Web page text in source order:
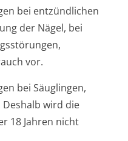
bei entzündlichen
der Nägel, bei
vor.
bei Säuglingen,
wird die
18 Jahren nicht